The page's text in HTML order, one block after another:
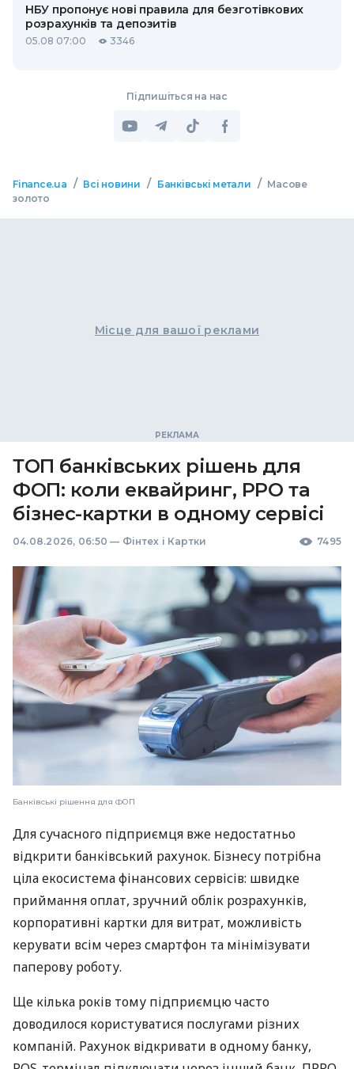
НБУ пропонує нові правила для безготівкових
розрахунків та депозитів
05.08 07:00 3346
Підпишіться на нас
Finance.ua / Всі новини / Банківські метали / Масове
золото
Місце для вашої реклами
ТОП банківських рішень для
ФОП: коли еквайринг, РРО та
бізнес-картки в одному сервісі
04.08.2026, 06:50 — Фінтех і Картки 7495
Банківські рішення для ФОП
Для сучасного підприємця вже недостатньо
відкрити банківський рахунок. Бізнесу потрібна
ціла екосистема фінансових сервісів: швидке
приймання оплат, зручний облік розрахунків,
корпоративні картки для витрат, можливість
керувати всім через смартфон та мінімізувати
паперову роботу.
Ще кілька років тому підприємцю часто
доводилося користуватися послугами різних
компаній. Рахунок відкривати в одному банку,